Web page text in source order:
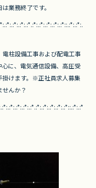
業務終了です。
電柱設備工事および配電工事
に、電気通信設備、高圧受
掛けます。※正社員求人募集
せんか？